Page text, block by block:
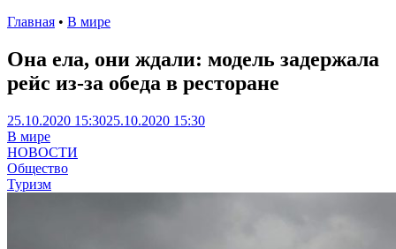
Главная • В мире
Она ела, они ждали: модель задержала
рейс из-за обеда в ресторане
25.10.2020 15:3025.10.2020 15:30
В мире
НОВОСТИ
Общество
Туризм